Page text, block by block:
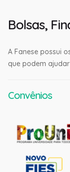
Bolsas,
A Fanese possui
que podem
Convênios